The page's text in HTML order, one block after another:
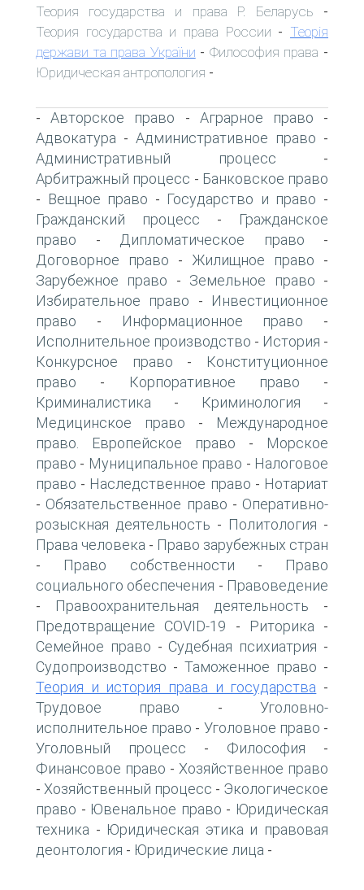
Теория государства и права Р. Беларусь -
Теория государства и права России - Теорія
держави та права України - Философия права -
Юридическая антропология -
-Авторское право - Аграрное право -
Адвокатура - Административное право -
Административный процесс -
Арбитражный процесс - Банковское право
- Вещное право - Государство и право -
Гражданский процесс -
Гражданское
право - Дипломатическое право -
Договорное право - Жилищное право -
Зарубежное право - Земельное право -
Избирательное право -
Инвестиционное
право - Информационное право -
Исполнительное производство - История -
Конкурсное право -
Конституционное
право - Корпоративное право -
Криминалистика - Криминология -
Медицинское право -
Международное
право. Европейское право -
Морское
право - Муниципальное право - Налоговое
право - Наследственное право - Нотариат
- Обязательственное право - Оперативно-
розыскная деятельность - Политология -
Права человека - Право зарубежных стран
- Право собственности -
Право
социального обеспечения - Правоведение
- Правоохранительная деятельность -
Предотвращение COVID-19 - Риторика -
Семейное право - Судебная психиатрия -
Судопроизводство - Таможенное право -
Теория и история права и государства -
Трудовое право -Уголовно-
исполнительное право - Уголовное право -
Уголовный процесс - Философия -
Финансовое право - Хозяйственное право
- Хозяйственный процесс - Экологическое
право - Ювенальное право - Юридическая
техника - Юридическая этика и правовая
деонтология - Юридические лица -